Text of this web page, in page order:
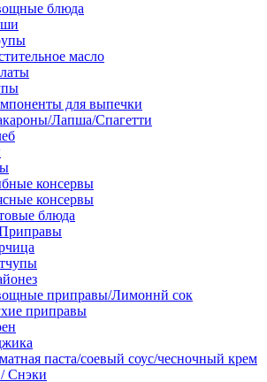
блюда
масло
для выпечки
Лапша/Спагетти
консервы
консервы
блюда
приправы/Лимоннй сок
приправы
паста/соевый соус/чесночный крем
Снэки